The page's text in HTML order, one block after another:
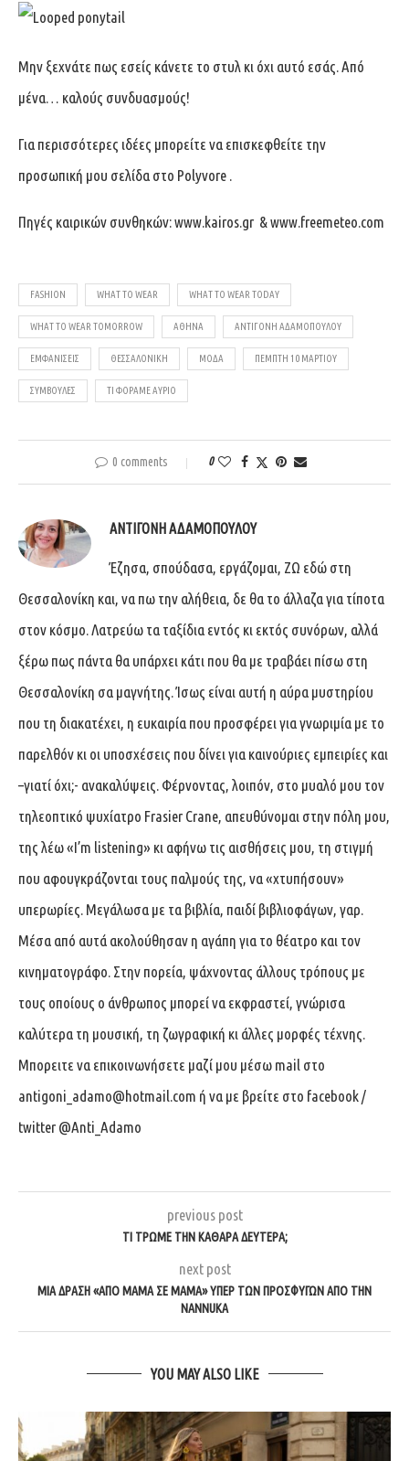
Μην ξεχνάτε πως εσείς κάνετε το στυλ κι όχι αυτό εσάς. Από
μένα… καλούς συνδυασμούς!
Για περισσότερες ιδέες μπορείτε να επισκεφθείτε την
προσωπική μου σελίδα στο Polyvore .
Πηγές καιρικών συνθηκών:www.kairos.gr &www.freemeteo.com
FASHION WHAT TO WEAR WHAT TO WEAR TODAY
WHAT TO WEAR TOMORROW ΑΘΉΝΑ ΑΝΤΙΓΌΝΗ ΑΔΑΜΟΠΟΎΛΟΥ
ΕΜΦΑΝΊΣΕΙΣ ΘΕΣΣΑΛΟΝΊΚΗ ΜΌΔΑ ΠΈΜΠΤΗ 10 ΜΑΡΤΊΟΥ
ΣΥΜΒΟΥΛΈΣ ΤΙ ΦΟΡΆΜΕ ΑΎΡΙΟ
0 comments 0
ΑΝΤΙΓΌΝΗ ΑΔΑΜΟΠΟΎΛΟΥ
Έζησα, σπούδασα, εργάζομαι, ΖΩ εδώ στη
Θεσσαλονίκη και, να πω την αλήθεια, δε θα το άλλαζα για τίποτα
στον κόσμο. Λατρεύω τα ταξίδια εντός κι εκτός συνόρων, αλλά
ξέρω πως πάντα θα υπάρχει κάτι που θα με τραβάει πίσω στη
Θεσσαλονίκη σα μαγνήτης. Ίσως είναι αυτή η αύρα μυστηρίου
που τη διακατέχει, η ευκαιρία που προσφέρει για γνωριμία με το
παρελθόν κι οι υποσχέσεις που δίνει για καινούριες εμπειρίες και
–γιατί όχι;- ανακαλύψεις. Φέρνοντας, λοιπόν, στο μυαλό μου τον
τηλεοπτικό ψυχίατρο Frasier Crane, απευθύνομαι στην πόλη μου,
της λέω «I’m listening» κι αφήνω τις αισθήσεις μου, τη στιγμή
που αφουγκράζονται τους παλμούς της, να «χτυπήσουν»
υπερωρίες. Μεγάλωσα με τα βιβλία, παιδί βιβλιοφάγων, γαρ.
Μέσα από αυτά ακολούθησαν η αγάπη για το θέατρο και τον
κινηματογράφο. Στην πορεία, ψάχνοντας άλλους τρόπους με
τους οποίους ο άνθρωπος μπορεί να εκφραστεί, γνώρισα
καλύτερα τη μουσική, τη ζωγραφική κι άλλες μορφές τέχνης.
Μπορειτε να επικοινωνήσετε μαζί μου μέσω mail στο
antigoni_adamo@hotmail.com ή να με βρείτε στο facebook /
twitter @Anti_Adamo
previous post
ΤΙ ΤΡΏΜΕ ΤΗΝ ΚΑΘΑΡΆ ΔΕΥΤΈΡΑ;
next post
ΜΊΑ ΔΡΆΣΗ «ΑΠΌ ΜΑΜΆ ΣΕ ΜΑΜΆ» ΥΠΈΡ ΤΩΝ ΠΡΟΣΦΎΓΩΝ ΑΠΌ ΤΗΝ
NANNUKA
YOU MAY ALSO LIKE